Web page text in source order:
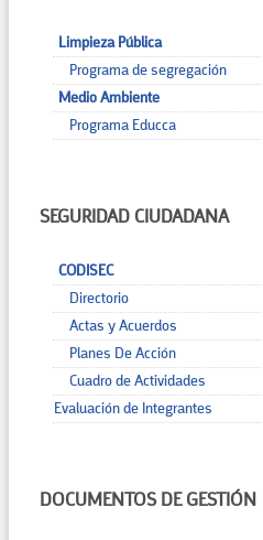
Limpieza Pública
Programa de segregación
Medio Ambiente
Programa Educca
SEGURIDAD CIUDADANA
CODISEC
Directorio
Actas y Acuerdos
Planes De Acción
Cuadro de Actividades
Evaluación de Integrantes
DOCUMENTOS DE GESTIÓN